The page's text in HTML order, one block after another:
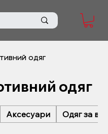
одяг
одяг
Аксесуари Одяг за